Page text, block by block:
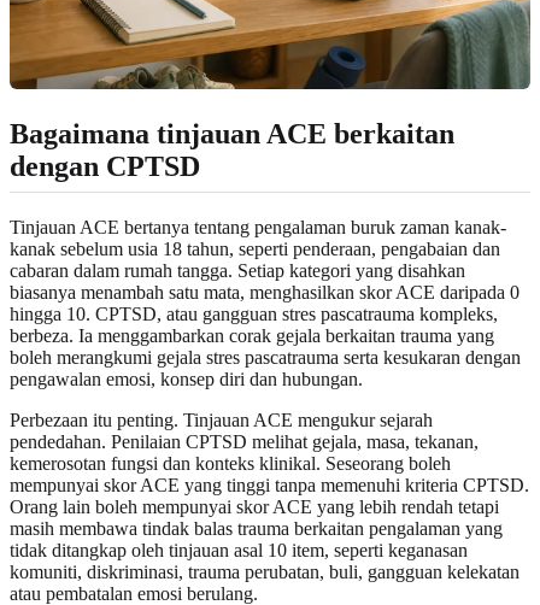
Bagaimana tinjauan ACE berkaitan
dengan CPTSD
Tinjauan ACE bertanya tentang pengalaman buruk zaman kanak-
kanak sebelum usia 18 tahun, seperti penderaan, pengabaian dan
cabaran dalam rumah tangga. Setiap kategori yang disahkan
biasanya menambah satu mata, menghasilkan skor ACE daripada 0
hingga 10. CPTSD, atau gangguan stres pascatrauma kompleks,
berbeza. Ia menggambarkan corak gejala berkaitan trauma yang
boleh merangkumi gejala stres pascatrauma serta kesukaran dengan
pengawalan emosi, konsep diri dan hubungan.
Perbezaan itu penting. Tinjauan ACE mengukur sejarah
pendedahan. Penilaian CPTSD melihat gejala, masa, tekanan,
kemerosotan fungsi dan konteks klinikal. Seseorang boleh
mempunyai skor ACE yang tinggi tanpa memenuhi kriteria CPTSD.
Orang lain boleh mempunyai skor ACE yang lebih rendah tetapi
masih membawa tindak balas trauma berkaitan pengalaman yang
tidak ditangkap oleh tinjauan asal 10 item, seperti keganasan
komuniti, diskriminasi, trauma perubatan, buli, gangguan kelekatan
atau pembatalan emosi berulang.